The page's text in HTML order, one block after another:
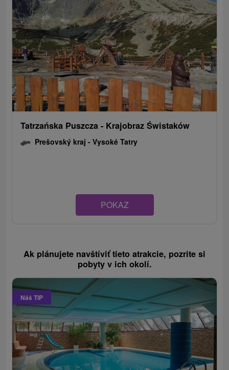
Tatrzańska Puszcza - Krajobraz Świstaków
Prešovský kraj -Vysoké Tatry
POKAZ
Ak plánujete navštíviť tieto atrakcie, pozrite si
pobyty v ich okolí.
Náš TIP